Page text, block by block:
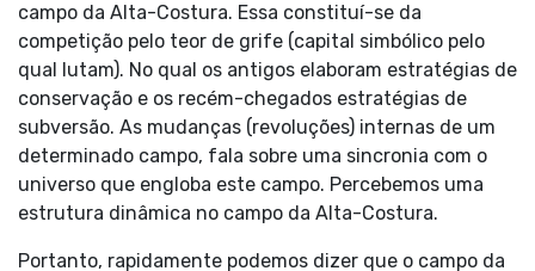
campo da Alta-Costura. Essa constituí-se da
competição pelo teor de grife (capital simbólico pelo
qual lutam). No qual os antigos elaboram estratégias de
conservação e os recém-chegados estratégias de
subversão. As mudanças (revoluções) internas de um
determinado campo, fala sobre uma sincronia com o
universo que engloba este campo. Percebemos uma
estrutura dinâmica no campo da Alta-Costura.
Portanto, rapidamente podemos dizer que o campo da